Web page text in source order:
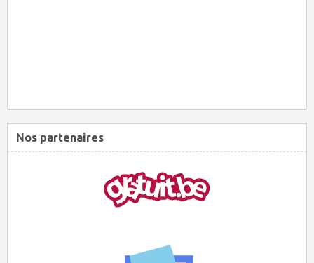
Nos partenaires